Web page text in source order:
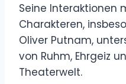
Seine Interaktionen
Charakteren,
Oliver Putnam,
von Ruhm, Ehrgeiz
Theaterwelt.